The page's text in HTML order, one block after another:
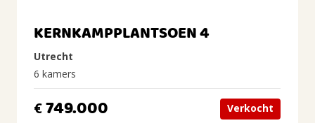
KERNKAMPPLANTSOEN 4
Utrecht
6 kamers
€749.000 Verkocht